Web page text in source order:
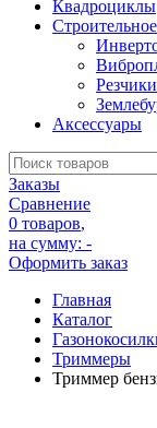
Квадроциклы
Аксессуары
Заказы
Сравнение
0 товаров,
на сумму: -
Оформить заказ
Главная
Каталог
Триммеры
Триммер